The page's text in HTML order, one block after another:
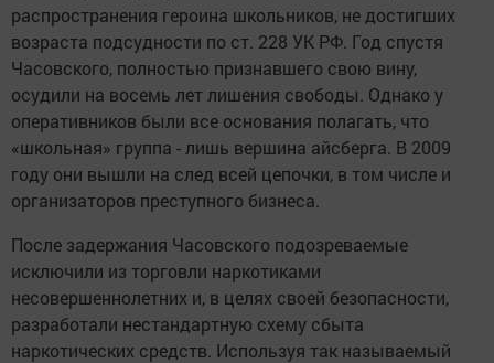
распространения героина школьников, не достигших
возраста подсудности по ст. 228 УК РФ. Год спустя
Часовского, полностью признавшего свою вину,
осудили на восемь лет лишения свободы. Однако у
оперативников были все основания полагать, что
«школьная» группа - лишь вершина айсберга. В 2009
году они вышли на след всей цепочки, в том числе и
организаторов преступного бизнеса.
После задержания Часовского подозреваемые
исключили из торговли наркотиками
несовершеннолетних и, в целях своей безопасности,
разработали нестандартную схему сбыта
наркотических средств. Используя так называемый